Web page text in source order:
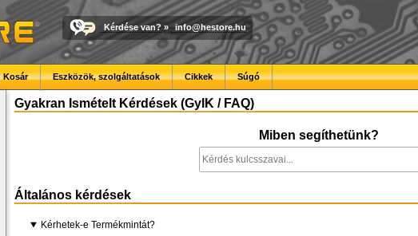
Kérdése van? » info@hestore.hu
Kosár Eszközök, szolgáltatások Cikkek Súgó
Gyakran Ismételt Kérdések (GyIK / FAQ)
Miben segíthetünk?
Általános kérdések
Kérhetek-e Termékmintát?